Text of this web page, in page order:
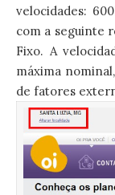
velocidades:
com a seguinte
Fixo. A
máxima
de fatores